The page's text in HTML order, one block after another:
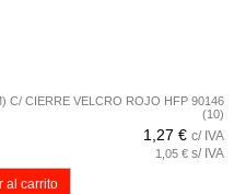
C/ CIERRE VELCRO ROJO HFP 90146
(10)
1,27 € c/ IVA
1,05 € s/ IVA
al carrito